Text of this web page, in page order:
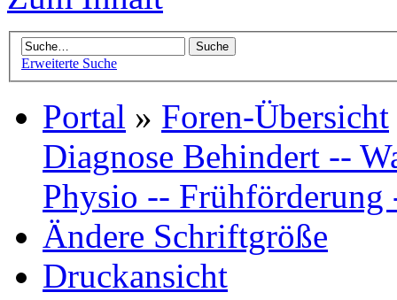
Erweiterte Suche
Portal » Foren-Übersicht
Diagnose Behindert --
Physio -- Frühförderung
Ändere Schriftgröße
Druckansicht